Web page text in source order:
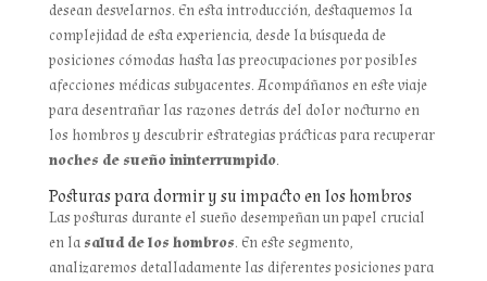
desean desvelarnos. En esta introducción, destaquemos la
complejidad de esta experiencia, desde la búsqueda de
posiciones cómodas hasta las preocupaciones por posibles
afecciones médicas subyacentes. Acompáñanos en este viaje
para desentrañar las razones detrás del dolor nocturno en
los hombros y descubrir estrategias prácticas para recuperar
noches de sueño ininterrumpido.
Posturas para dormir y su impacto en los hombros
Las posturas durante el sueño desempeñan un papel crucial
en lasalud de los hombros. En este segmento,
analizaremos detalladamente las diferentes posiciones para